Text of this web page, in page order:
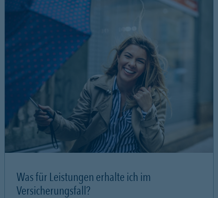
Was für Leistungen erhalte ich im
Versicherungsfall?